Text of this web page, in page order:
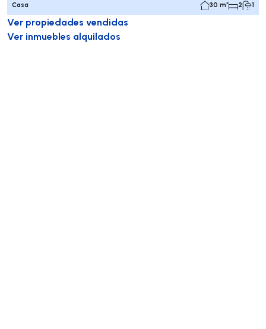
Casa 30 m² 2 1
Ver propiedades vendidas
Ver inmuebles alquilados